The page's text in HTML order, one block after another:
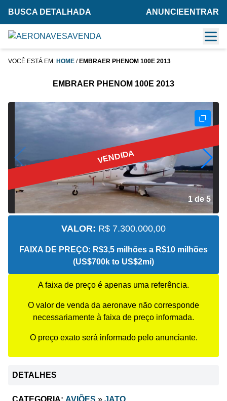
BUSCA DETALHADA ANUNCIE ENTRAR
VOCÊ ESTÁ EM: HOME / EMBRAER PHENOM 100E 2013
EMBRAER PHENOM 100E 2013
VENDIDA
2 de 5
VALOR: R$ 7.300.000,00
FAIXA DE PREÇO: R$3,5 milhões a R$10 milhões
(US$700k to US$2mi)
A faixa de preço é apenas uma referência.
O valor de venda da aeronave não corresponde
necessariamente à faixa de preço informada.
O preço exato será informado pelo anunciante.
DETALHES
CATEGORIA: AVIÕES » JATO